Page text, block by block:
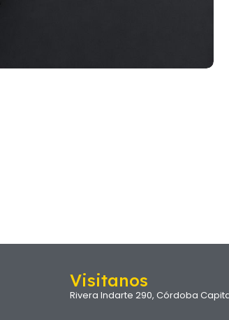
Visitanos
Rivera Indarte 290, Córdoba